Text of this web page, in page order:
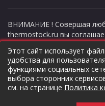
ВНИМАНИЕ ! Совершая
thermostock.ru вы
конфиденциальности", в
покинуть данный сайт.
данном сайте в
публичной офертой ни при
ТермоСток - все для
Этот сайт использует
удобства для
функциями социальных
выбора сторонних
см. на странице Политика